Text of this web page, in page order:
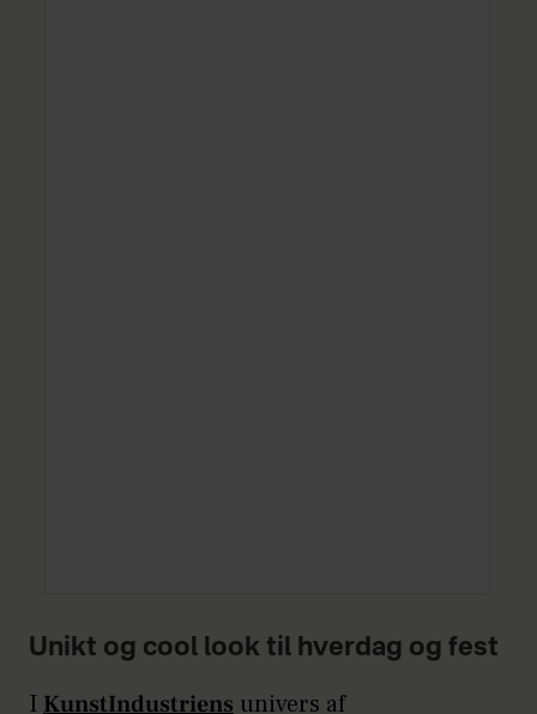
Unikt og cool look til hverdag og fest
I KunstIndustriens univers af